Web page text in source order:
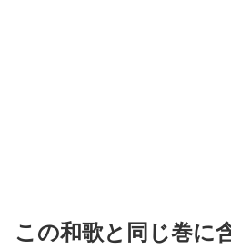
この和歌と同じ巻に